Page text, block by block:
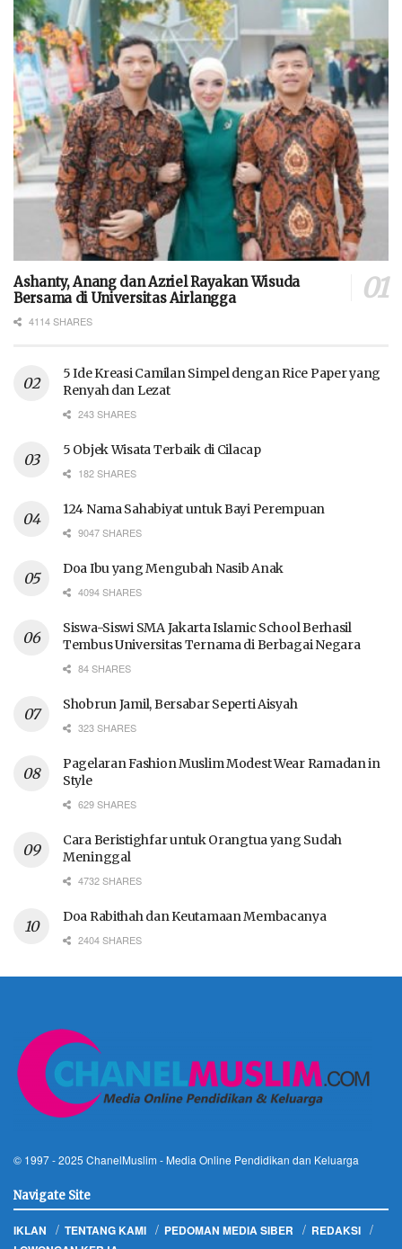
Ashanty, Anang dan Azriel Rayakan Wisuda
Bersama di Universitas Airlangga
4114 SHARES
5 Ide Kreasi Camilan Simpel dengan Rice Paper yang
Renyah dan Lezat
243 SHARES
5 Objek Wisata Terbaik di Cilacap
182 SHARES
124 Nama Sahabiyat untuk Bayi Perempuan
9047 SHARES
Doa Ibu yang Mengubah Nasib Anak
4094 SHARES
Siswa-Siswi SMA Jakarta Islamic School Berhasil
Tembus Universitas Ternama di Berbagai Negara
84 SHARES
Shobrun Jamil, Bersabar Seperti Aisyah
323 SHARES
Pagelaran Fashion Muslim Modest Wear Ramadan in
Style
629 SHARES
Cara Beristighfar untuk Orangtua yang Sudah
Meninggal
4732 SHARES
Doa Rabithah dan Keutamaan Membacanya
2404 SHARES
© 1997 - 2025 ChanelMuslim - Media Online Pendidikan dan Keluarga
Navigate Site
IKLAN TENTANG KAMI PEDOMAN MEDIA SIBER
REDAKSI